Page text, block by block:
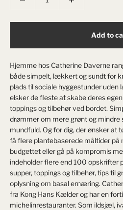
Add to
Hjemme hos Catherine Daverne
både simpelt, lækkert og sundt for
plads til sociale hyggestunder uden
elsker de fleste at skabe deres
toppings og tilbehør ved bordet.
drømmer om mere grønt og mindre
mundfuld. Og for dig, der ønsker at
få flere plantebaserede måltider
budgettet eller gå på kompromis
indeholder flere end 100 opskrifter
supper, toppings og tilbehør, tips til
oplysning om basal ernæring.
fra Kong Hans Kælder og har en
michelinrestauranter. Som ildsjæl,